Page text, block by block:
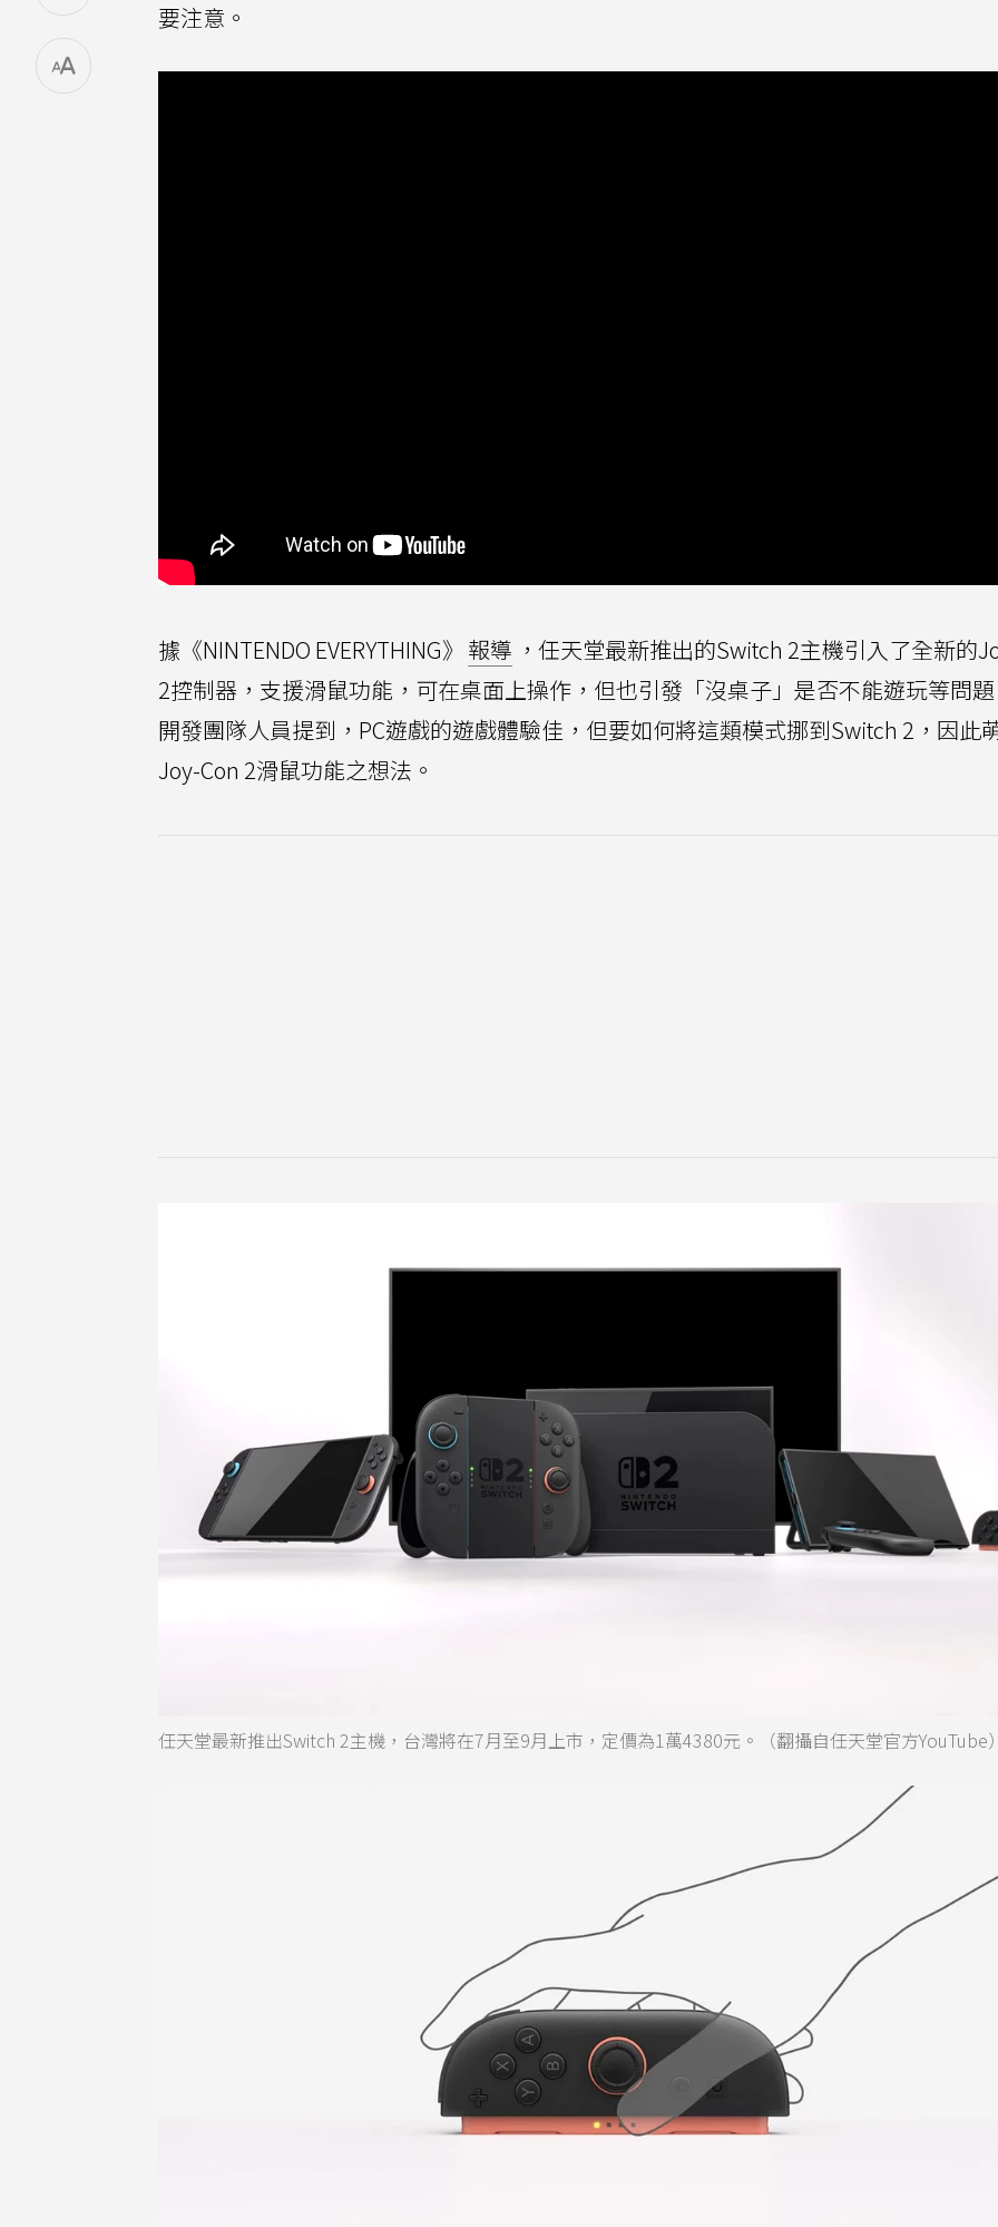
要注意。
據《NINTENDO EVERYTHING》 報導 ，任天堂最新推出的Switch 2主機引入了全新的
2控制器，支援滑鼠功能，可在桌面上操作，但也引發「沒桌子」是否不能遊玩等問
開發團隊人員提到，PC遊戲的遊戲體驗佳，但要如何將這類模式挪到Switch 2，因此
Joy-Con 2滑鼠功能之想法。
任天堂最新推出Switch 2主機，台灣將在7月至9月上市，定價為1萬4380元。（翻攝自任天堂官方YouTube